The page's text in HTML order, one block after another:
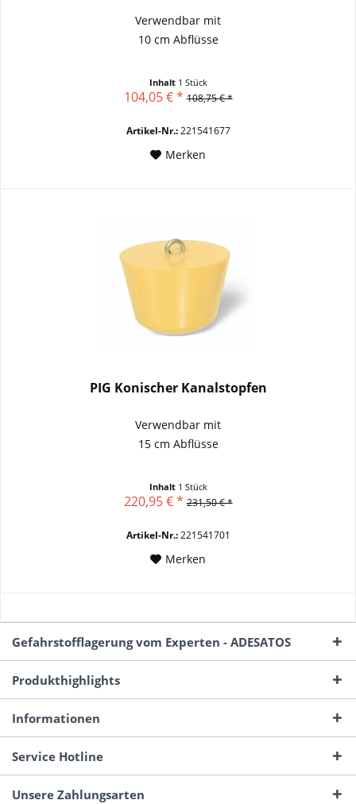
Verwendbar mit
10 cm Abflüsse
Inhalt 1 Stück
104,05 € * 108,75 € *
Artikel-Nr.:221541677
Merken
PIG Konischer Kanalstopfen
Verwendbar mit
15 cm Abflüsse
Inhalt 1 Stück
220,95 € * 231,50 € *
Artikel-Nr.:221541701
Merken
Gefahrstofflagerung vom Experten - ADESATOS
Produkthighlights
Informationen
Service Hotline
Unsere Zahlungsarten